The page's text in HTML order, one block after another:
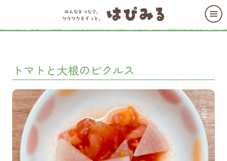
トマトと大根のピクルス